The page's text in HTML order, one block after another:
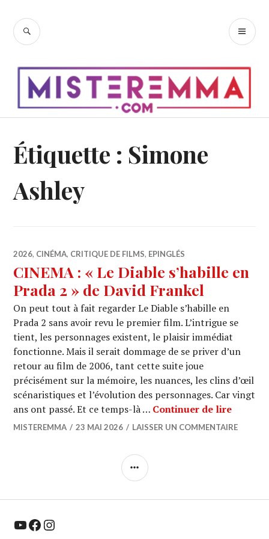
contenu
RECHERCHE
Étiquette : Simone
Ashley
2026, CINÉMA, CRITIQUE DE FILMS, EPINGLÉS
CINEMA : « Le Diable s’habille en
Prada 2 » de David Frankel
On peut tout à fait regarder Le Diable s’habille en
Prada 2 sans avoir revu le premier film. L’intrigue se
tient, les personnages existent, le plaisir immédiat
fonctionne. Mais il serait dommage de se priver d’un
retour au film de 2006, tant cette suite joue
précisément sur la mémoire, les nuances, les clins d’œil
scénaristiques et l’évolution des personnages. Car vingt
ans ont passé. Et ce temps-là … Continuer de lire
MISTEREMMA 23 MAI 2026 LAISSER UN COMMENTAIRE
COLONNE
YouTube Facebook Instagram